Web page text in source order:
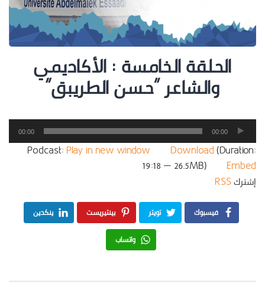
الحلقة الخامسة : الأكاديمي
والشاعر “حسن الطريبق”
مشغل
الصوت
00:00
00:00
Podcast: Play in new window Download(Duration:
19:18 — 26.5MB) | Embed
إشتركRSS
فيسبوك تويتر بينتيريست
ينكدين
واتساب